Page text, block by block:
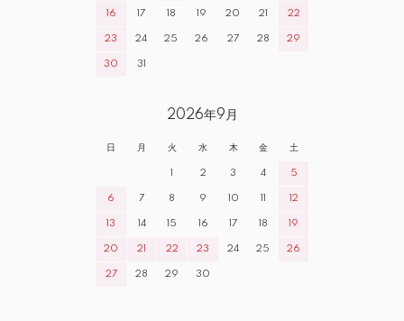
16 17 18 19 20 21 22
23 24 25 26 27 28 29
30 31
2026年9月
日 月 火 水 木 金 土
1 2 3 4 5
6 7 8 9 10 11 12
13 14 15 16 17 18 19
20 21 22 23 24 25 26
27 28 29 30